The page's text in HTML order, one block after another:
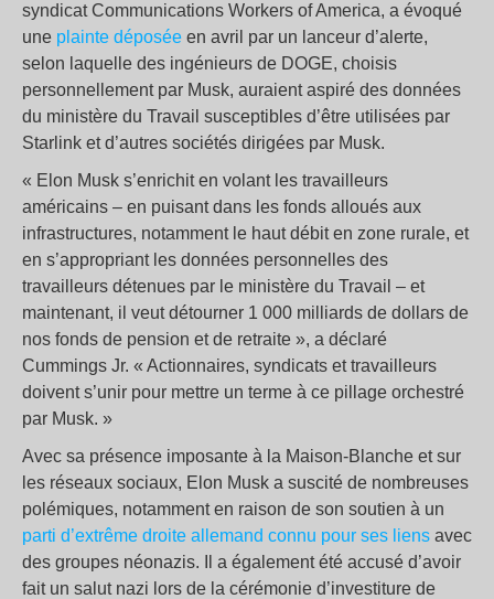
syndicat Communications Workers of America, a évoqué
une plainte déposée en avril par un lanceur d’alerte,
selon laquelle des ingénieurs de DOGE, choisis
personnellement par Musk, auraient aspiré des données
du ministère du Travail susceptibles d’être utilisées par
Starlink et d’autres sociétés dirigées par Musk.
« Elon Musk s’enrichit en volant les travailleurs
américains – en puisant dans les fonds alloués aux
infrastructures, notamment le haut débit en zone rurale, et
en s’appropriant les données personnelles des
travailleurs détenues par le ministère du Travail – et
maintenant, il veut détourner 1 000 milliards de dollars de
nos fonds de pension et de retraite », a déclaré
Cummings Jr. « Actionnaires, syndicats et travailleurs
doivent s’unir pour mettre un terme à ce pillage orchestré
par Musk. »
Avec sa présence imposante à la Maison-Blanche et sur
les réseaux sociaux, Elon Musk a suscité de nombreuses
polémiques, notamment en raison de son soutien à un
parti d’extrême droite allemand connu pour ses liens avec
des groupes néonazis. Il a également été accusé d’avoir
fait un salut nazi lors de la cérémonie d’investiture de